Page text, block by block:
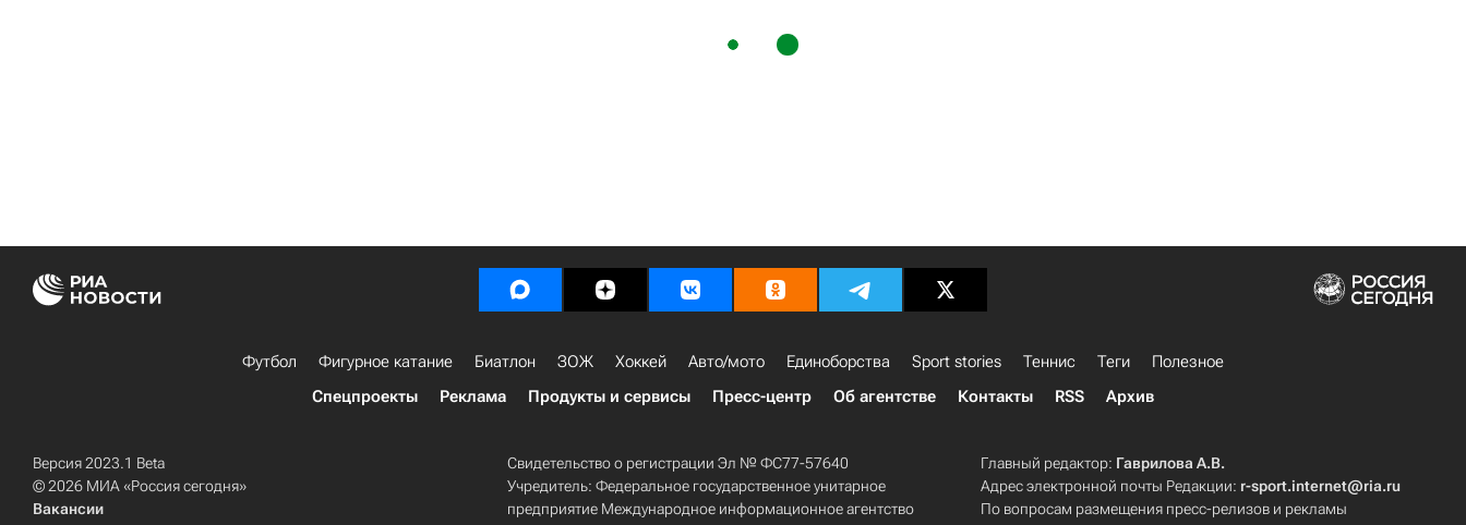
Футбол Фигурное катание Биатлон ЗОЖ Хоккей Авто/мото Единоборства Sport stories Теннис Теги
Полезное
Спецпроекты
Реклама Продукты и сервисы Пресс-центр Об агентстве Контакты RSS Архив
Версия 2023.1 Beta
© 2026 МИА «Россия сегодня»
Вакансии
Свидетельство о регистрации Эл № ФС77-57640
Учредитель: Федеральное государственное унитарное
предприятие Международное информационное агентство
Главный редактор: Гаврилова А.В.
Адрес электронной почты Редакции: r-sport.internet@ria.ru
По вопросам размещения пресс-релизов и рекламы